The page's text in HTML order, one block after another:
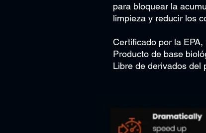
para bloquear la
limpieza y reducir los
Certificado por la
Producto de base
Libre de derivados del